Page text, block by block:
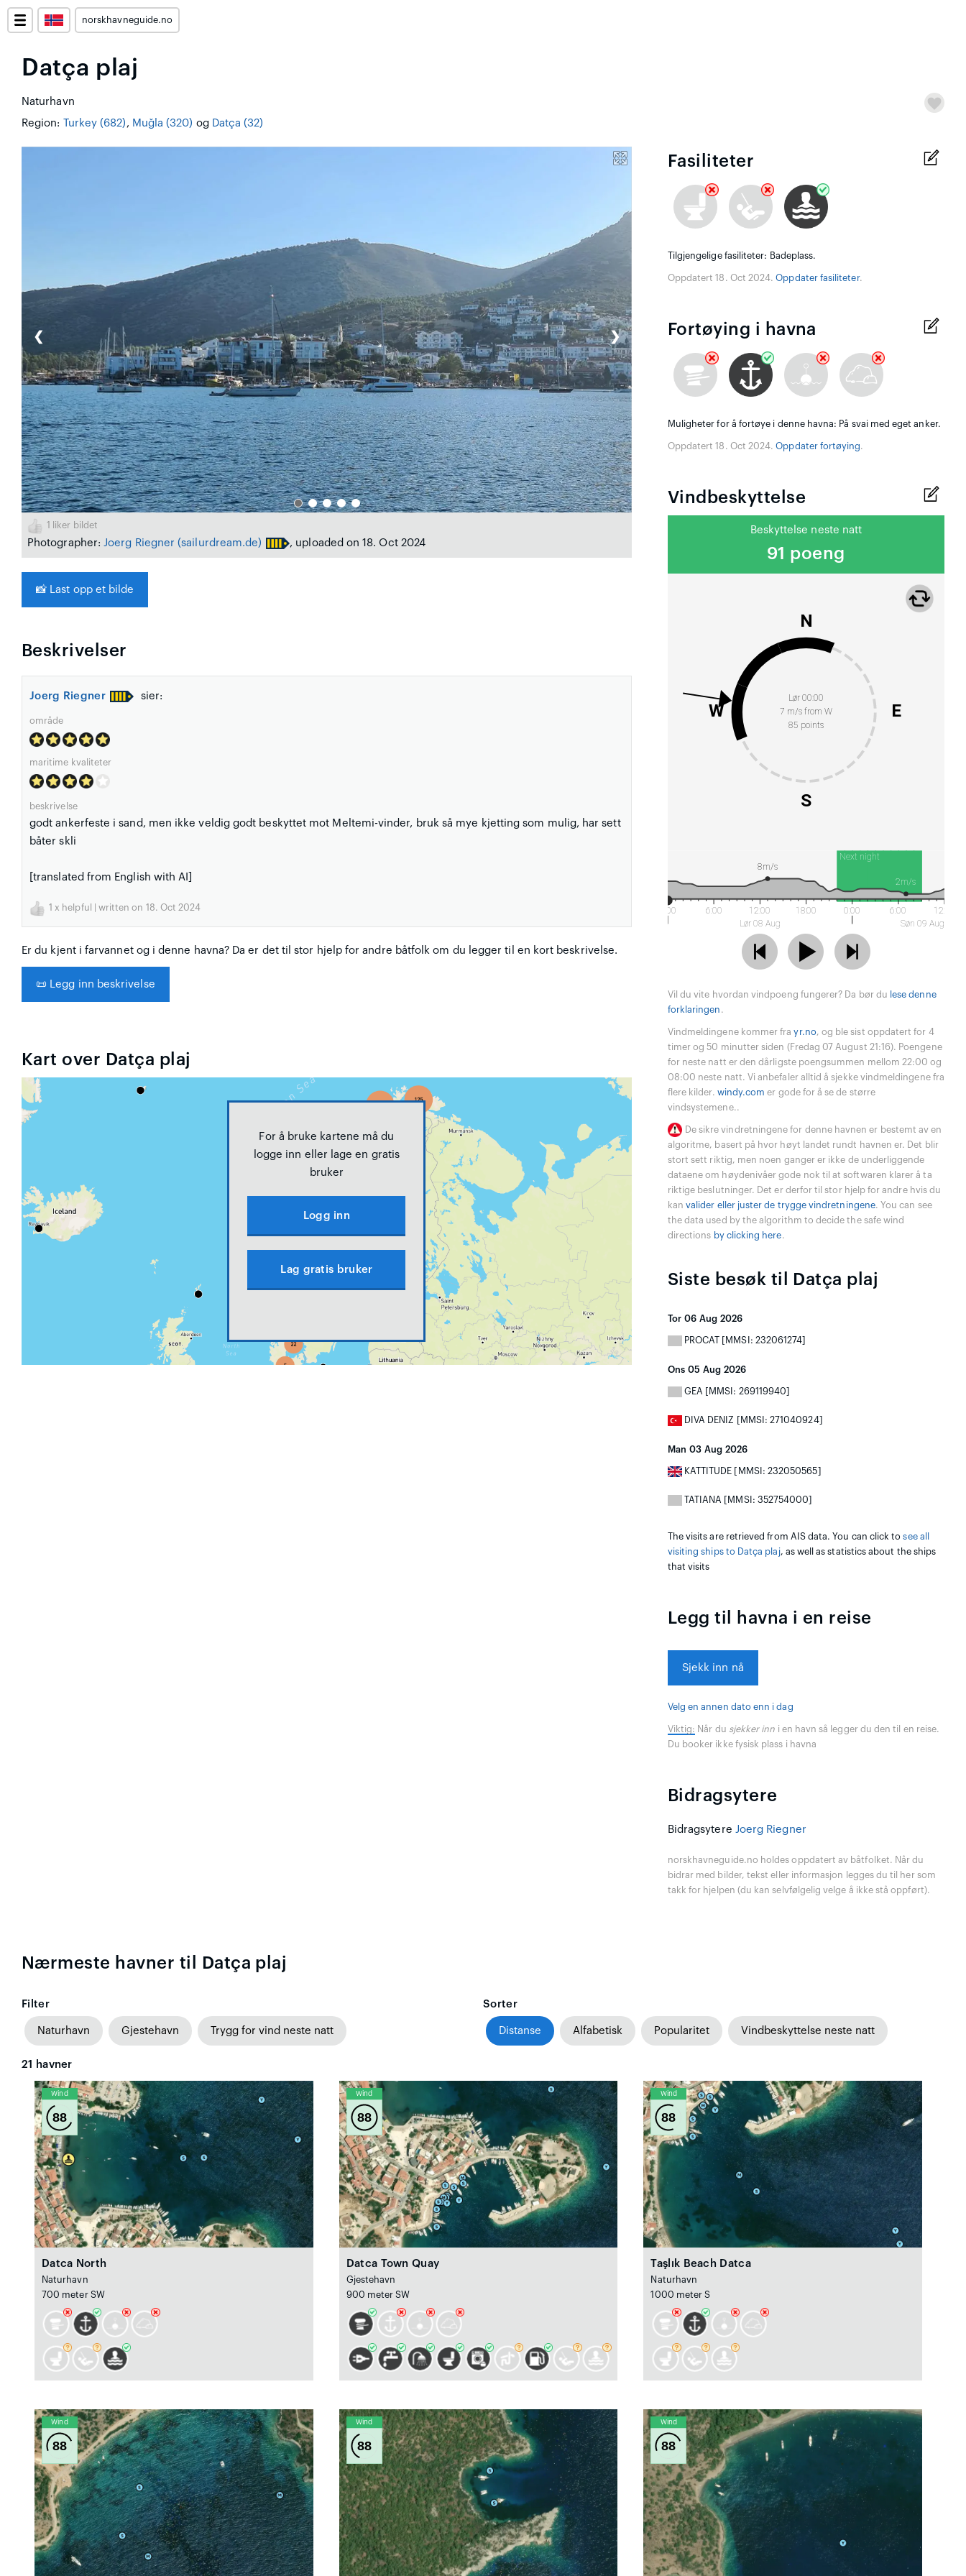
norskhavneguide.no
Datça plaj
Naturhavn
Region:
Turkey (682) , Muğla (320) og Datça (32)
❮ ❯
1 liker bildet
Photographer:Joerg Riegner (sailurdream.de) , uploaded on 18. Oct 2024
📸 Last opp et bilde
Beskrivelser
Joerg Riegner sier:
område
maritime kvaliteter
beskrivelse
godt ankerfeste i sand, men ikke veldig godt beskyttet mot Meltemi-vinder, bruk så mye kjetting som mulig, har sett
båter skli
[translated from English with AI]
1 x helpful | written on 18. Oct 2024
Er du kjent i farvannet og i denne havna? Da er det til stor hjelp for andre båtfolk om du legger til en kort beskrivelse.
📜 Legg inn beskrivelse
Kart over Datça plaj
For å bruke kartene må du
logge inn eller lage en gratis
bruker
Logg inn
Lag gratis bruker
Fasiliteter
Tilgjengelige fasiliteter: Badeplass.
Oppdatert 18. Oct 2024.Oppdater fasiliteter.
Fortøying i havna
Muligheter for å fortøye i denne havna: På svai med eget anker.
Oppdatert 18. Oct 2024.Oppdater fortøying.
Vindbeskyttelse
Beskyttelse neste natt
91 poeng
Lør 00:00
7 m/s from W
85 points
N
E
S
W
Next night
0:00 6:00
12:00
Lør 08 Aug
18:00 0:00 6:00
12:00
Søn 09 Aug
8m/s
2m/s
Vil du vite hvordan vindpoeng fungerer? Da bør du lese denne
forklaringen .
Vindmeldingene kommer frayr.no, og ble sist oppdatert for 4
timer og 50 minutter siden (Fredag 07 August 21:16). Poengene
for neste natt er den dårligste poengsummen mellom 22:00 og
08:00 neste natt. Vi anbefaler alltid å sjekke vindmeldingene fra
flere kilder. windy.com er gode for å se de større
vindsystemene..
De sikre vindretningene for denne havnen er bestemt av en
algoritme, basert på hvor høyt landet rundt havnen er. Det blir
stort sett riktig, men noen ganger er ikke de underliggende
dataene om høydenivåer gode nok til at softwaren klarer å ta
riktige beslutninger. Det er derfor til stor hjelp for andre hvis du
kanvalider eller juster de trygge vindretningene. You can see
the data used by the algorithm to decide the safe wind
directions by clicking here.
Siste besøk til Datça plaj
Tor 06 Aug 2026
PROCAT [MMSI: 232061274]
Ons 05 Aug 2026
GEA [MMSI: 269119940]
DIVA DENIZ [MMSI: 271040924]
Man 03 Aug 2026
KATTITUDE [MMSI: 232050565]
TATIANA [MMSI: 352754000]
The visits are retrieved from AIS data. You can click tosee all
visiting ships to Datça plaj, as well as statistics about the ships
that visits
Legg til havna i en reise
Sjekk inn nå
Velg en annen dato enn i dag
Viktig: Når du sjekker inn i en havn så legger du den til en reise.
Du booker ikke fysisk plass i havna
Bidragsytere
Bidragsytere Joerg Riegner
norskhavneguide.no holdes oppdatert av båtfolket. Når du
bidrar med bilder, tekst eller informasjon legges du til her som
takk for hjelpen (du kan selvfølgelig velge å ikke stå oppført).
Nærmeste havner til Datça plaj
Filter
Naturhavn Gjestehavn Trygg for vind neste natt
Sorter
Distanse Alfabetisk Popularitet Vindbeskyttelse neste natt
21 havner
Wind
88
Datca North
Naturhavn
700 meter SW
Wind
88
Datca Town Quay
Gjestehavn
900 meter SW
Wind
88
Taşlık Beach Datca
Naturhavn
1000 meter S
Wind
88
Wind
88
Wind
88